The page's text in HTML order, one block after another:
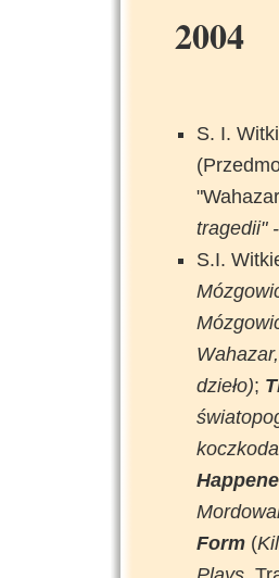
2004
S. I.
tragedii"
S.I.
dzieło);
Form (